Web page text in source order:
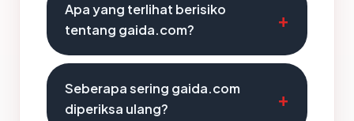
Apa yang terlihat berisiko
tentang gaida.com?
Seberapa sering gaida.com
diperiksa ulang?